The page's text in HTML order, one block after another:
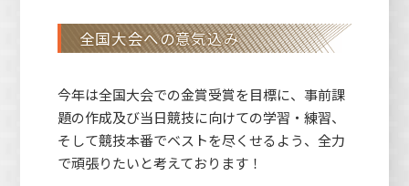
全国大会への意気込み
今年は全国大会での金賞受賞を目標に、事前課
題の作成及び当日競技に向けての学習・練習、
そして競技本番でベストを尽くせるよう、全力
で頑張りたいと考えております！